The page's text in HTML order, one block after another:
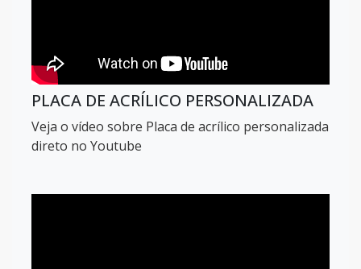
PLACA DE ACRÍLICO PERSONALIZADA
Veja o vídeo sobre Placa de acrílico personalizada
direto no Youtube